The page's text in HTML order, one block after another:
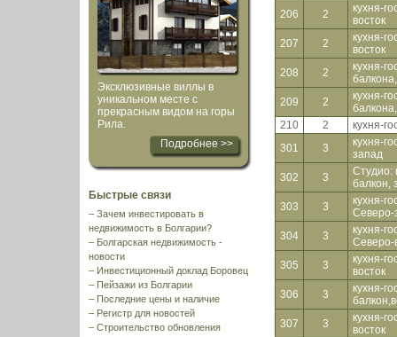
Эксклюзивные виллы в
уникальном месте с
прекрасным видом на горы
Рила.
Подробнее >>
Быстрые связи
– Зачем инвестировать в
недвижимость в Болгарии?
– Болгарская недвижимость -
новости
– Инвестиционный доклад Боровец
– Пейзажи из Болгарии
– Последние цены и наличие
– Регистр для новостей
– Строительство обновления
206
2
кухня-
восток
207
2
кухня-
восток
208
2
кухня-
209
2
кухня-
210
2
кухня-
301
3
кухня-
запад
302
3
Студио:
балкон,
303
3
кухня-
Северо-
304
3
кухня-
Северо-
305
3
кухня-
восток
306
3
кухня-
307
3
кухня-
восток